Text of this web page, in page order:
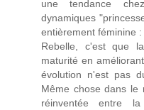
une tendance
dynamiques
entièrement féminine
Rebelle, c'est que
maturité en
évolution n'est pas
Même chose dans le
réinventée entre